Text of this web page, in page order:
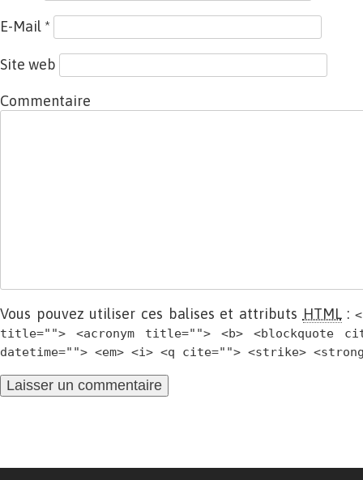
E-Mail *
Site web
Commentaire
Vous pouvez utiliser ces balises et attributs HTML:
title=""> <acronym title=""> <b> <blockquote
datetime=""> <em> <i> <q cite=""> <strike>